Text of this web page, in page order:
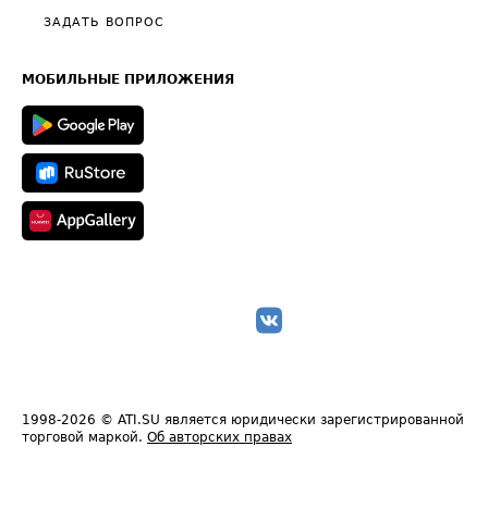
Общие положения
Полезное по перевозкам
Техническая информация
ЗАДАТЬ ВОПРОС
МОБИЛЬНЫЕ ПРИЛОЖЕНИЯ
1998-2026 © ATI.SU является юридически зарегистрированной
торговой маркой. Об авторских правах